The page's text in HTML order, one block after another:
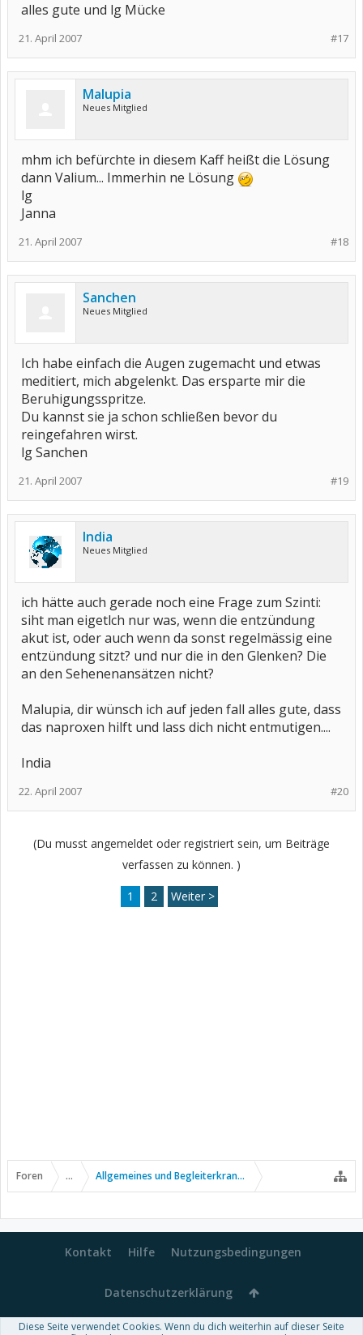
alles gute und lg Mücke
#17
21. April 2007
Malupia
Neues Mitglied
mhm ich befürchte in diesem Kaff heißt die Lösung
dann Valium... Immerhin ne Lösung
lg
Janna
#18
21. April 2007
Sanchen
Neues Mitglied
Ich habe einfach die Augen zugemacht und etwas
meditiert, mich abgelenkt. Das ersparte mir die
Beruhigungsspritze.
Du kannst sie ja schon schließen bevor du
reingefahren wirst.
lg Sanchen
#19
21. April 2007
India
Neues Mitglied
ich hätte auch gerade noch eine Frage zum Szinti:
siht man eigetlch nur was, wenn die entzündung
akut ist, oder auch wenn da sonst regelmässig eine
entzündung sitzt? und nur die in den Glenken? Die
an den Sehenenansätzen nicht?
Malupia, dir wünsch ich auf jeden fall alles gute, dass
das naproxen hilft und lass dich nicht entmutigen....
India
#20
22. April 2007
(Du musst angemeldet oder registriert sein, um Beiträge
verfassen zu können. )
1 2 Weiter >
Foren ... Allgemeines und Begleiterkrankungen
Kontakt Hilfe Nutzungsbedingungen
Datenschutzerklärung
Diese Seite verwendet Cookies. Wenn du dich weiterhin auf dieser Seite